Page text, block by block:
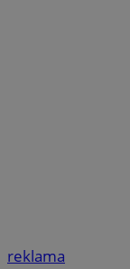
reklama